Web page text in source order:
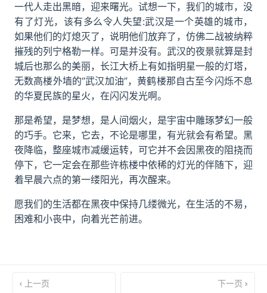
一代人走出黑暗，迎来曙光。试想一下，我们的城市，没
有了灯光，该有多么令人失望:武汉是一个英雄的城市，
如果他们的灯熄灭了，说明他们放弃了，仿佛二战被纳粹
摧残的列宁格勒一样。可是并没有。武汉的夜景就算是封
城后也那么的美丽，长江大桥上有如指明星一般的灯塔，
无数高楼外墙的“武汉加油”，黄鹤楼那自古至今闪烁不息
的华夏民族的星火，在闪闪发光啊。
那是希望，是梦想，是人间烟火，是宇宙中雕琢梦幻一般
的巧手。它来，它去，不论是哪里，有光就会有希望。黑
夜降临，整座城市减缓运转，可它并不会因黑夜的阻挠而
停下，它一定会在那些许栋楼中依稀的灯光的伴随下，迎
着早晨六点的第一缕阳光，再次醒来。
愿我们的生活都在黑夜中保持几缕微光，在生活的不易，
困难和小丧中，向着光芒前进。
上一页 下一页